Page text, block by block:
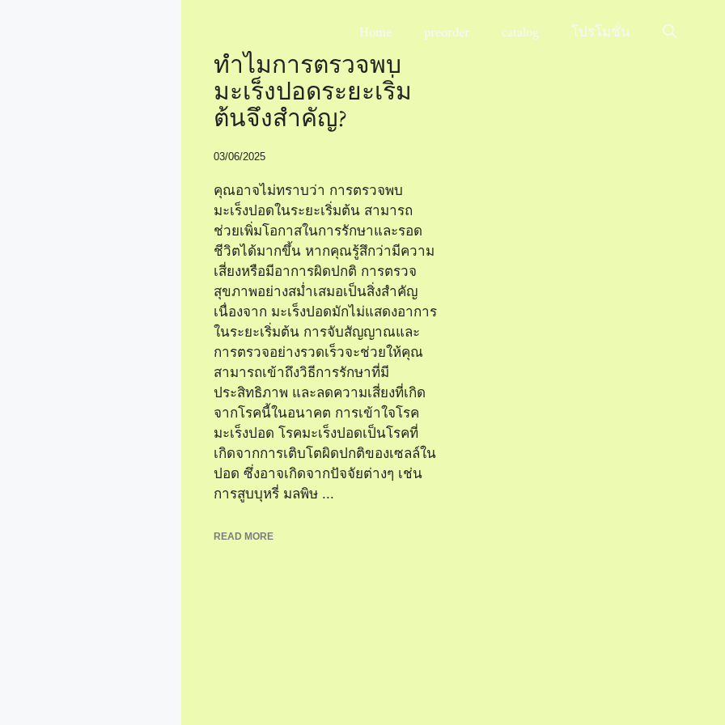
Home preorder catalog โปรโมชั่น
ทำไมการตรวจพบ
มะเร็งปอดระยะเริ่ม
ต้นจึงสำคัญ?
03/06/2025
คุณอาจไม่ทราบว่า การตรวจพบ
มะเร็งปอดในระยะเริ่มต้น สามารถ
ช่วยเพิ่มโอกาสในการรักษาและรอด
ชีวิตได้มากขึ้น หากคุณรู้สึกว่ามีความ
เสี่ยงหรือมีอาการผิดปกติ การตรวจ
สุขภาพอย่างสม่ำเสมอเป็นสิ่งสำคัญ
เนื่องจาก มะเร็งปอดมักไม่แสดงอาการ
ในระยะเริ่มต้น การจับสัญญาณและ
การตรวจอย่างรวดเร็วจะช่วยให้คุณ
สามารถเข้าถึงวิธีการรักษาที่มี
ประสิทธิภาพ และลดความเสี่ยงที่เกิด
จากโรคนี้ในอนาคต การเข้าใจโรค
มะเร็งปอด โรคมะเร็งปอดเป็นโรคที่
เกิดจากการเติบโตผิดปกติของเซลล์ใน
ปอด ซึ่งอาจเกิดจากปัจจัยต่างๆ เช่น
การสูบบุหรี่ มลพิษ ...
READ MORE